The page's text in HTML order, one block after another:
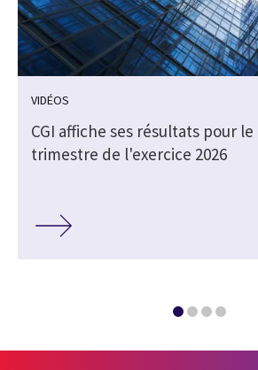
VIDÉOS
CGI affiche ses résultats pour
trimestre de l'exercice 2026